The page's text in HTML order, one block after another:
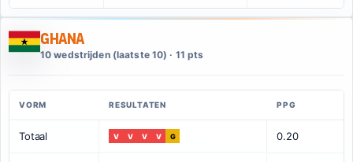
Ghana
10 wedstrijden (laatste 10) · 11 pts
VORM RESULTATEN PPG
Totaal V V V V G 0.20